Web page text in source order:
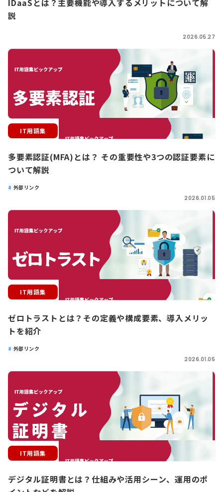
IDaaSとは？主要機能や導入するメリットについて解
説
2026.05.27
IT用語集
多要素認証(MFA)とは？ その重要性や3つの認証要素に
ついて解説
外部リンク
2026.01.05
IT用語集
ゼロトラストとは？その定義や構成要素、導入メリッ
トを紹介
外部リンク
2026.01.05
IT用語集
デジタル証明書とは？仕組みや活用シーン、運用のポ